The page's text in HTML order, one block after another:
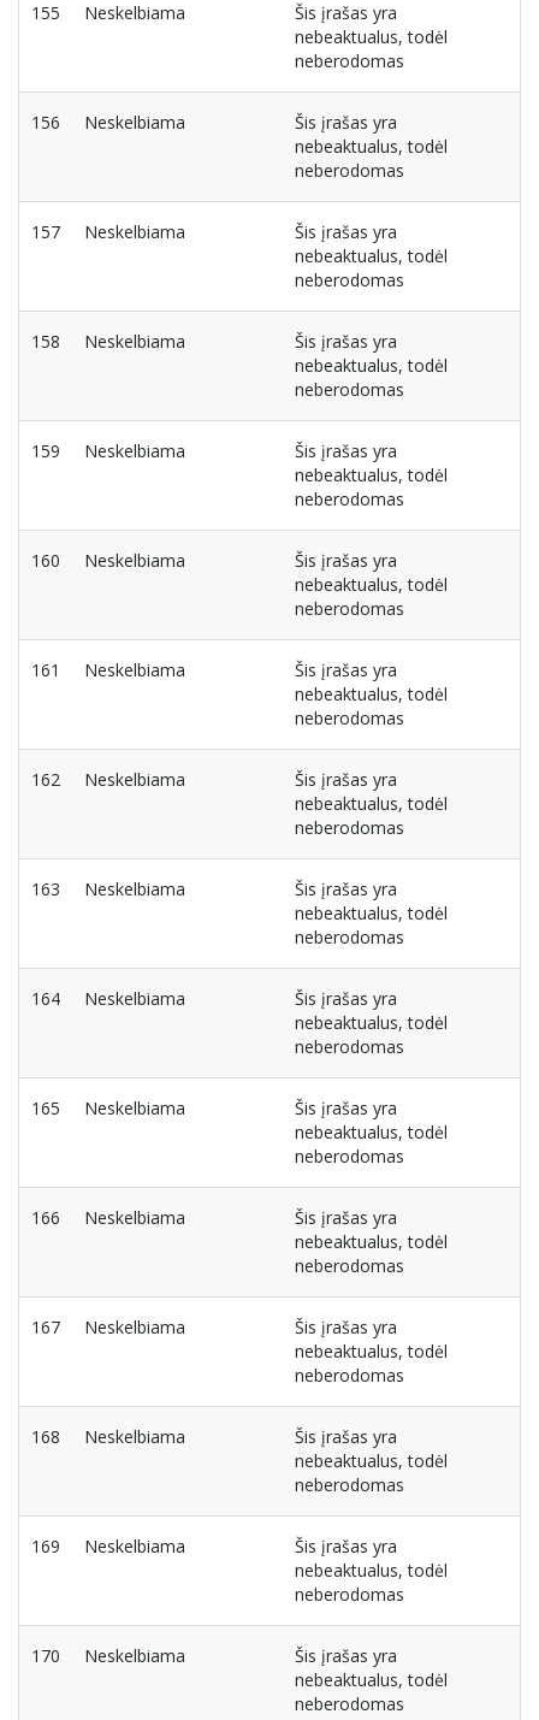
155 Neskelbiama
Šis įrašas yra
nebeaktualus, todėl
neberodomas
156 Neskelbiama
Šis įrašas yra
nebeaktualus, todėl
neberodomas
157 Neskelbiama
Šis įrašas yra
nebeaktualus, todėl
neberodomas
158 Neskelbiama
Šis įrašas yra
nebeaktualus, todėl
neberodomas
159 Neskelbiama
Šis įrašas yra
nebeaktualus, todėl
neberodomas
160 Neskelbiama
Šis įrašas yra
nebeaktualus, todėl
neberodomas
161 Neskelbiama
Šis įrašas yra
nebeaktualus, todėl
neberodomas
162 Neskelbiama
Šis įrašas yra
nebeaktualus, todėl
neberodomas
163 Neskelbiama
Šis įrašas yra
nebeaktualus, todėl
neberodomas
164 Neskelbiama
Šis įrašas yra
nebeaktualus, todėl
neberodomas
165 Neskelbiama
Šis įrašas yra
nebeaktualus, todėl
neberodomas
166 Neskelbiama
Šis įrašas yra
nebeaktualus, todėl
neberodomas
167 Neskelbiama
Šis įrašas yra
nebeaktualus, todėl
neberodomas
168 Neskelbiama
Šis įrašas yra
nebeaktualus, todėl
neberodomas
169 Neskelbiama
Šis įrašas yra
nebeaktualus, todėl
neberodomas
170 Neskelbiama
Šis įrašas yra
nebeaktualus, todėl
neberodomas